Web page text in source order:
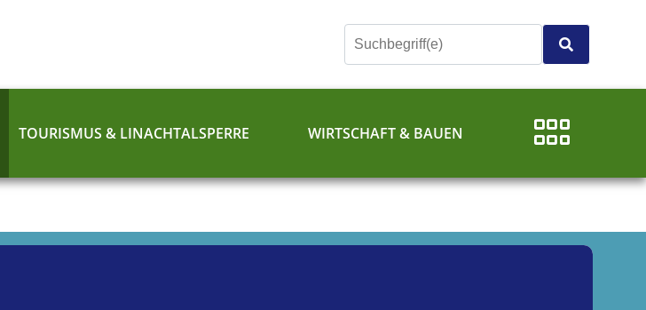
TOURISMUS & LINACHTALSPERRE WIRTSCHAFT & BAUEN